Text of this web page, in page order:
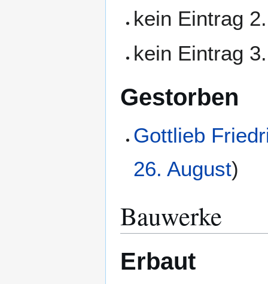
kein Eintrag
kein Eintrag
Gestorben
Gottlieb
26. August)
Bauwerke
Erbaut